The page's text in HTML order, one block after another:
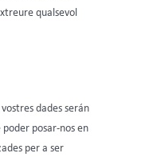
qualsevol
dades serán
poder posar-nos en
per a ser